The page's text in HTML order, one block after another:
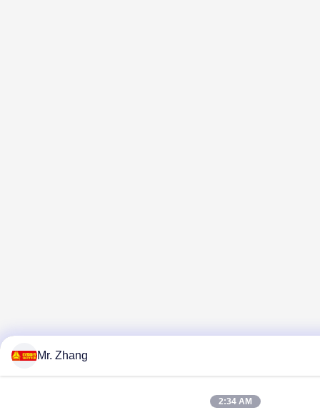
Mr. Zhang
2:34 AM